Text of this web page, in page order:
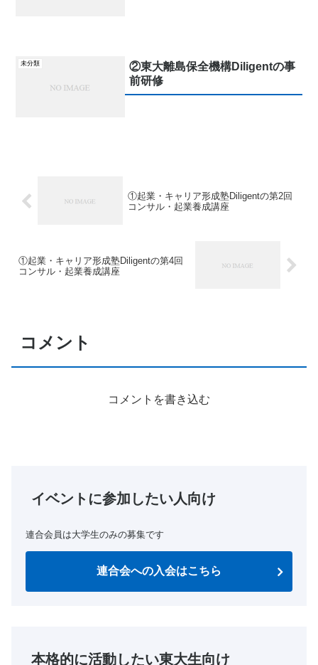
未分類
②東大離島保全機構Diligentの事
前研修
①起業・キャリア形成塾Diligentの第2回
コンサル・起業養成講座
①起業・キャリア形成塾Diligentの第4回
コンサル・起業養成講座
コメント
コメントを書き込む
イベントに参加したい人向け
連合会員は大学生のみの募集です
連合会への入会はこちら
本格的に活動したい東大生向け